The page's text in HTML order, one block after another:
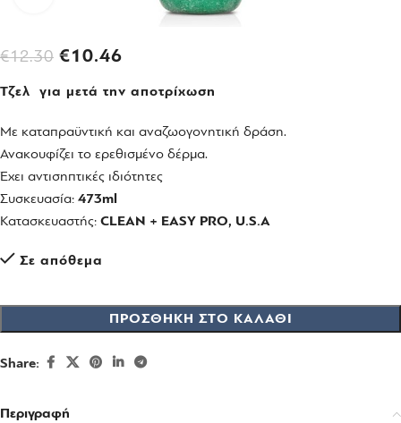
€12.30 €10.46
Τζελ για μετά την αποτρίχωση
Με καταπραϋντική και αναζωογονητική δράση.
Ανακουφίζει το ερεθισμένο δέρμα.
Έχει αντισηπτικές ιδιότητες
Συσκευασία: 473ml
Κατασκευαστής: CLEAN + EASY PRO, U.S.A
Σε απόθεμα
ΠΡΟΣΘΉΚΗ ΣΤΟ ΚΑΛΆΘΙ
Share:
Περιγραφή